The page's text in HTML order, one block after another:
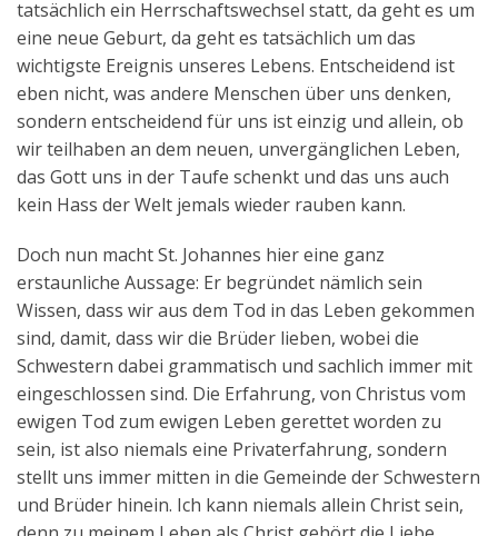
tatsächlich ein Herrschaftswechsel statt, da geht es um
eine neue Geburt, da geht es tatsächlich um das
wichtigste Ereignis unseres Lebens. Entscheidend ist
eben nicht, was andere Menschen über uns denken,
sondern entscheidend für uns ist einzig und allein, ob
wir teilhaben an dem neuen, unvergänglichen Leben,
das Gott uns in der Taufe schenkt und das uns auch
kein Hass der Welt jemals wieder rauben kann.
Doch nun macht St. Johannes hier eine ganz
erstaunliche Aussage: Er begründet nämlich sein
Wissen, dass wir aus dem Tod in das Leben gekommen
sind, damit, dass wir die Brüder lieben, wobei die
Schwestern dabei grammatisch und sachlich immer mit
eingeschlossen sind. Die Erfahrung, von Christus vom
ewigen Tod zum ewigen Leben gerettet worden zu
sein, ist also niemals eine Privaterfahrung, sondern
stellt uns immer mitten in die Gemeinde der Schwestern
und Brüder hinein. Ich kann niemals allein Christ sein,